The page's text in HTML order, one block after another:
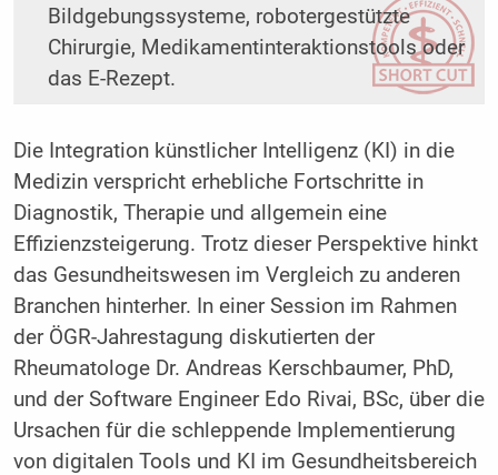
Bildgebungssysteme, robotergestützte
Chirurgie, Medikamentinteraktionstools oder
das E-Rezept.
Die Integration künstlicher Intelligenz (KI) in die
Medizin verspricht erhebliche Fortschritte in
Diagnostik, Therapie und allgemein eine
Effizienzsteigerung. Trotz dieser Perspektive hinkt
das Gesundheitswesen im Vergleich zu anderen
Branchen hinterher. In einer Session im Rahmen
der ÖGR-Jahrestagung diskutierten der
Rheumatologe Dr. Andreas Kerschbaumer, PhD,
und der Software Engineer Edo Rivai, BSc, über die
Ursachen für die schleppende Implementierung
von digitalen Tools und KI im Gesundheitsbereich